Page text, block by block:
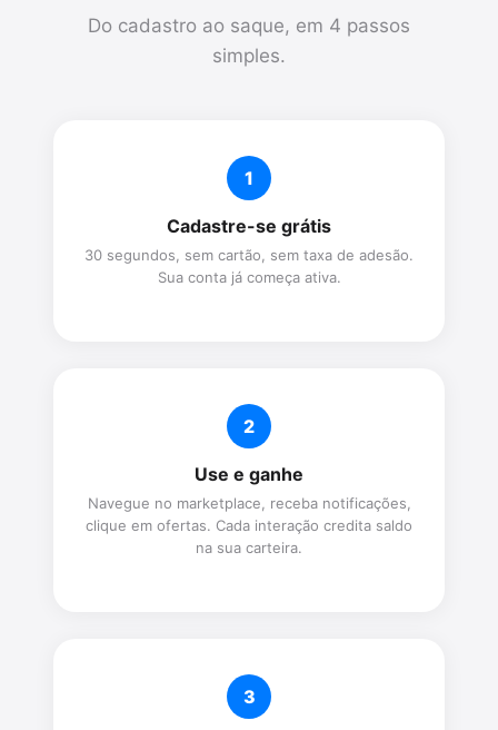
Do cadastro ao saque, em 4 passos
simples.
1
Cadastre-se grátis
30 segundos, sem cartão, sem taxa de adesão.
Sua conta já começa ativa.
2
Use e ganhe
Navegue no marketplace, receba notificações,
clique em ofertas. Cada interação credita saldo
na sua carteira.
3